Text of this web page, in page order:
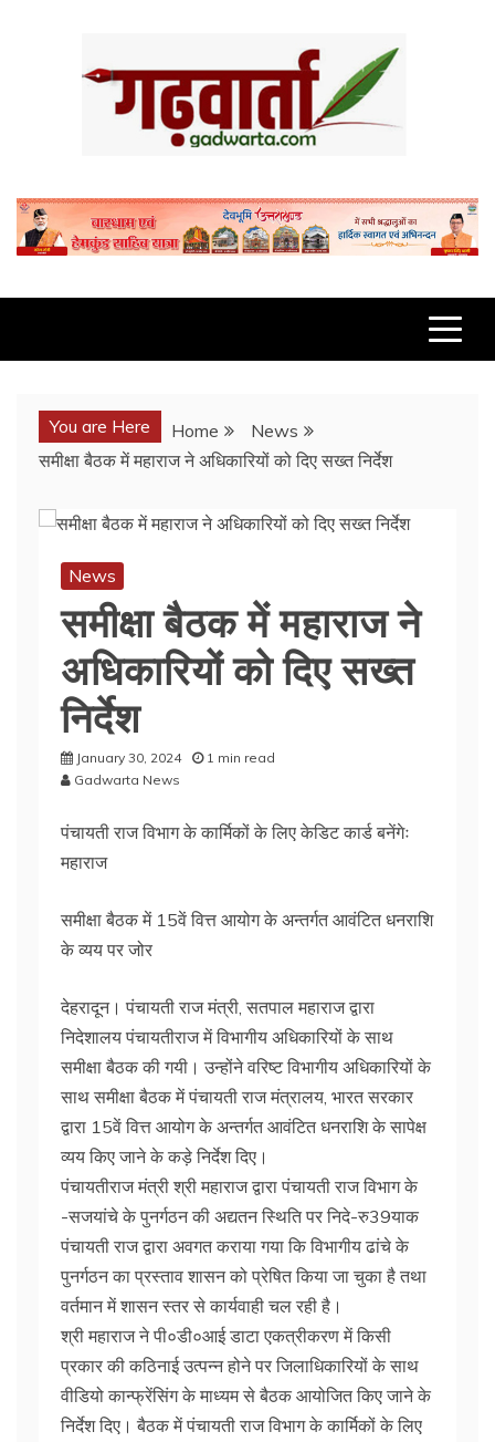
You are Here Home
News
समीक्षा बैठक में महाराज ने अधिकारियों को दिए सख्त निर्देश
News
समीक्षा बैठक में महाराज ने
अधिकारियों को दिए सख्त
निर्देश
January 30, 2024
1 min read
Gadwarta News
पंचायती राज विभाग के कार्मिकों के लिए केडिट कार्ड बनेंगेः
महाराज
समीक्षा बैठक में 15वें वित्त आयोग के अन्तर्गत आवंटित धनराशि
के व्यय पर जोर
देहरादून। पंचायती राज मंत्री, सतपाल महाराज द्वारा
निदेशालय पंचायतीराज में विभागीय अधिकारियों के साथ
समीक्षा बैठक की गयी। उन्होंने वरिष्ट विभागीय अधिकारियों के
साथ समीक्षा बैठक में पंचायती राज मंत्रालय, भारत सरकार
द्वारा 15वें वित्त आयोग के अन्तर्गत आवंटित धनराशि के सापेक्ष
व्यय किए जाने के कड़े निर्देश दिए।
पंचायतीराज मंत्री श्री महाराज द्वारा पंचायती राज विभाग के
-सजयांचे के पुनर्गठन की अद्यतन स्थिति पर निदे-रु39याक
पंचायती राज द्वारा अवगत कराया गया कि विभागीय ढांचे के
पुनर्गठन का प्रस्ताव शासन को प्रेषित किया जा चुका है तथा
वर्तमान में शासन स्तर से कार्यवाही चल रही है।
श्री महाराज ने पी०डी०आई डाटा एकत्रीकरण में किसी
प्रकार की कठिनाई उत्पन्न होने पर जिलाधिकारियों के साथ
वीडियो कान्फ्रेंसिंग के माध्यम से बैठक आयोजित किए जाने के
निर्देश दिए। बैठक में पंचायती राज विभाग के कार्मिकों के लिए